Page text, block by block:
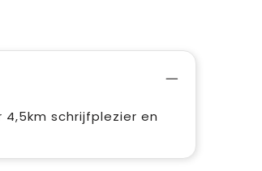
schrijfplezier en